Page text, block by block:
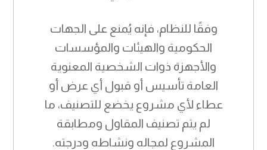
وفقًا للنظام، فإنه يُمنع على الجهات
الحكومية والهيئات والمؤسسات
والأجهزة ذوات الشخصية المعنوية
العامة تأسيس أو قبول أي عرض أو
عطاء لأي مشروع يخضع للتصنيف، ما
لم يتم تصنيف المقاول ومطابقة
المشروع لمجاله ونشاطه ودرجته.